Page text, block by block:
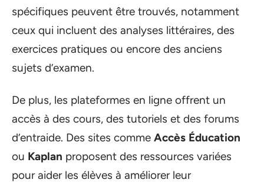
spécifiques peuvent être trouvés, notamment
ceux qui incluent des analyses littéraires, des
exercices pratiques ou encore des anciens
sujets d’examen.
De plus, les plateformes en ligne offrent un
accès à des cours, des tutoriels et des forums
d’entraide. Des sites comme Accès Éducation
ou Kaplan proposent des ressources variées
pour aider les élèves à améliorer leur